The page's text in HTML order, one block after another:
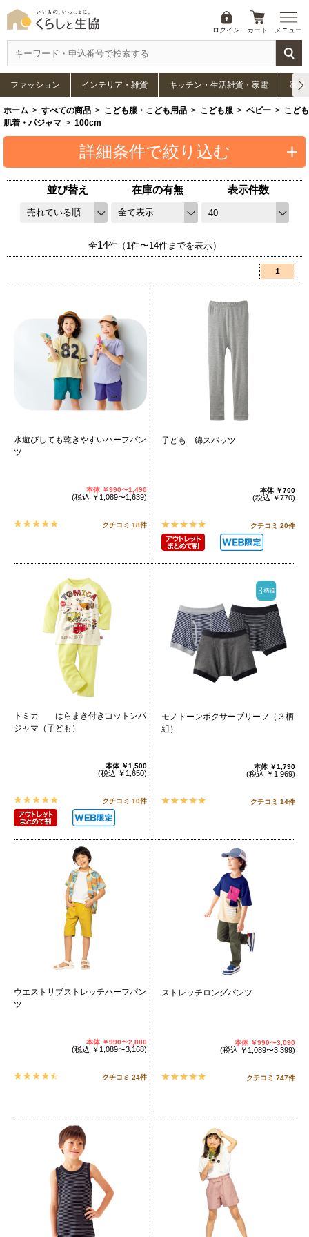
ログイン カート メニュー
ファッション インテリア・雑貨 キッチン・生活雑貨・家電 家具
ホーム > すべての商品 > こども服・こども用品 > こども服 > ベビー > こども
肌着・パジャマ > 100cm
詳細条件で絞り込む
並び替え 在庫の有無 表示件数
全14件（1件〜14件までを表示）
1
水遊びしても乾きやすいハーフパン
ツ
本体 ￥990〜1,490
(税込 ￥1,089〜1,639)
クチコミ 18件
子ども 綿スパッツ
本体 ￥700
(税込 ￥770)
クチコミ 20件
トミカ はらまき付きコットンパ
ジャマ（子ども）
本体 ￥1,500
(税込 ￥1,650)
クチコミ 10件
モノトーンボクサーブリーフ（３柄
組）
本体 ￥1,790
(税込 ￥1,969)
クチコミ 14件
ウエストリブストレッチハーフパン
ツ
本体 ￥990〜2,880
(税込 ￥1,089〜3,168)
クチコミ 24件
ストレッチロングパンツ
本体 ￥990〜3,090
(税込 ￥1,089〜3,399)
クチコミ 747件